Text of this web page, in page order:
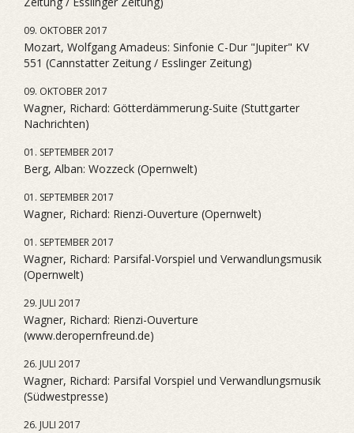
09. OKTOBER 2017
Mozart, Wolfgang Amadeus: Sinfonie C-Dur "Jupiter" KV
551 (Cannstatter Zeitung / Esslinger Zeitung)
09. OKTOBER 2017
Wagner, Richard: Götterdämmerung-Suite (Stuttgarter
Nachrichten)
01. SEPTEMBER 2017
Berg, Alban: Wozzeck (Opernwelt)
01. SEPTEMBER 2017
Wagner, Richard: Rienzi-Ouverture (Opernwelt)
01. SEPTEMBER 2017
Wagner, Richard: Parsifal-Vorspiel und Verwandlungsmusik
(Opernwelt)
29. JULI 2017
Wagner, Richard: Rienzi-Ouverture
(www.deropernfreund.de)
26. JULI 2017
Wagner, Richard: Parsifal Vorspiel und Verwandlungsmusik
(Südwestpresse)
26. JULI 2017